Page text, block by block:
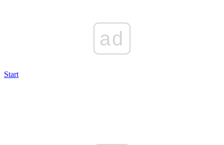
ad
Start